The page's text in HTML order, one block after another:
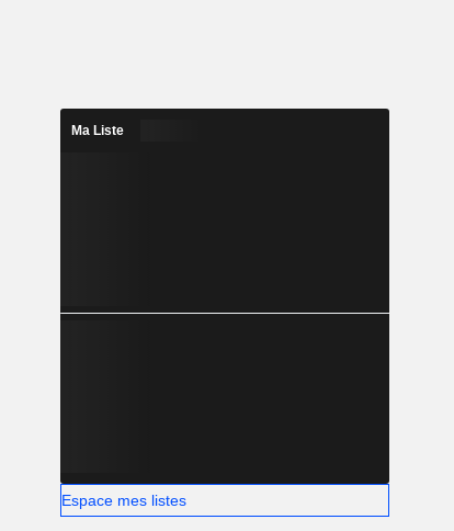
Ma Liste
Espace mes listes